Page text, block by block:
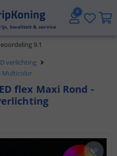
kwaliteit & service
vanaf € 20,- NL en BE
9.1
morgen in huis
verlichting
Multicolor
flex Maxi Rond -